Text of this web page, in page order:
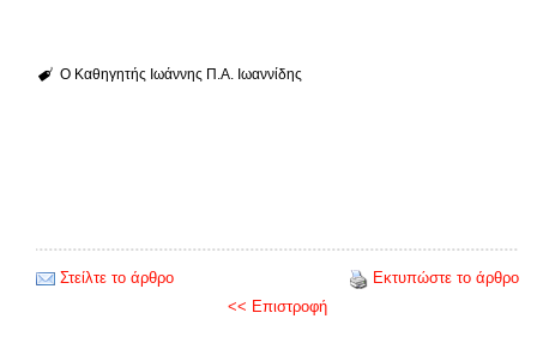
Ο Καθηγητής Ιωάννης Π.Α. Ιωαννίδης
Στείλτε το άρθρο
Εκτυπώστε το άρθρο
<< Επιστροφή